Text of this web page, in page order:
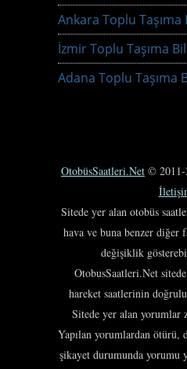
Ankara Toplu Taşıma
İzmir Toplu Taşıma
Adana Toplu Taşıma
OtobüsSaatleri.Net © 2011-
Sitede yer alan otobüs
hava ve buna benzer diğer
değişiklik
OtobusSaatleri.Net
hareket saatlerinin
Sitede yer alan yorumlar
Yapılan yorumlardan ötürü,
şikayet durumunda yorumu